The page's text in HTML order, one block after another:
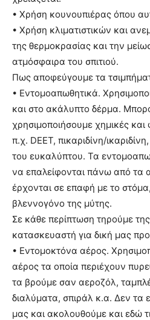
• Χρήση κουνουπιέρας όπου
• Χρήση κλιματιστικών και
της θερμοκρασίας και την
ατμόσφαιρα του σπιτιού.
Πως αποφεύγουμε τα
• Εντομοαπωθητικά.
και στο ακάλυπτο δέρμα.
χρησιμοποιήσουμε χημικές
π.χ. DEET, πικαριδίνη/
του ευκαλύπτου. Τα
να επαλείφονται πάνω από τα
έρχονται σε επαφή με το
βλεννογόνο της μύτης.
Σε κάθε περίπτωση τηρούμε
κατασκευαστή για δική μας
• Εντομοκτόνα αέρος.
αέρος τα οποία περιέχουν
τα βρούμε σαν αεροζόλ,
διαλύματα, σπιράλ κ.α. Δεν τα
μας και ακολουθούμε και εδώ